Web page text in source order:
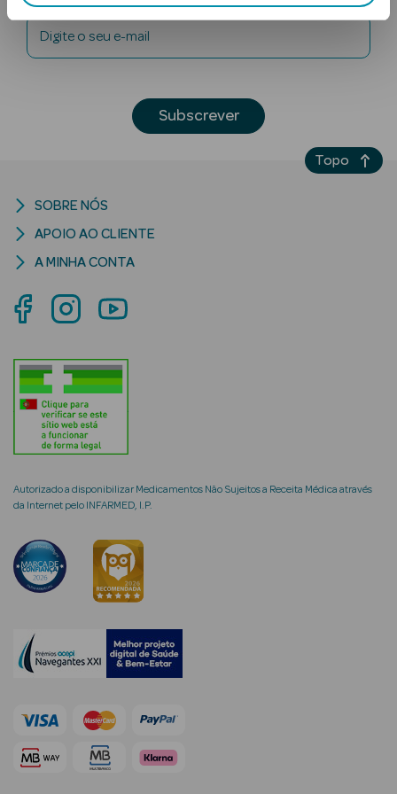
Corpo
Rosto
Lábios
Criança
Rosto e
Ver Tudo
Cosmética
Rosto
Hidratantes
Séruns Faciais
Creme de Olhos
Anti-
Digite o seu e-mail
Subscrever
Autorizado a disponibilizar Medicamentos Não Sujeitos a Receita Médica através
da Internet pelo INFARMED, I.P.
SOBRE NÓS
APOIO AO CLIENTE
A MINHA CONTA
Topo